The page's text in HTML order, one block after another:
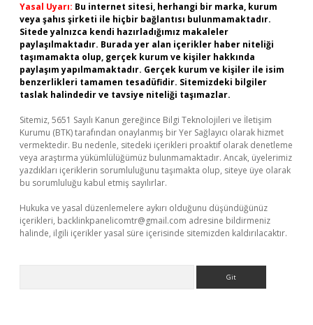
Yasal Uyarı: Bu internet sitesi, herhangi bir marka, kurum
veya şahıs şirketi ile hiçbir bağlantısı bulunmamaktadır.
Sitede yalnızca kendi hazırladığımız makaleler
paylaşılmaktadır. Burada yer alan içerikler haber niteliği
taşımamakta olup, gerçek kurum ve kişiler hakkında
paylaşım yapılmamaktadır. Gerçek kurum ve kişiler ile isim
benzerlikleri tamamen tesadüfidir. Sitemizdeki bilgiler
taslak halindedir ve tavsiye niteliği taşımazlar.
Sitemiz, 5651 Sayılı Kanun gereğince Bilgi Teknolojileri ve İletişim
Kurumu (BTK) tarafından onaylanmış bir Yer Sağlayıcı olarak hizmet
vermektedir. Bu nedenle, sitedeki içerikleri proaktif olarak denetleme
veya araştırma yükümlülüğümüz bulunmamaktadır. Ancak, üyelerimiz
yazdıkları içeriklerin sorumluluğunu taşımakta olup, siteye üye olarak
bu sorumluluğu kabul etmiş sayılırlar.
Hukuka ve yasal düzenlemelere aykırı olduğunu düşündüğünüz
içerikleri, backlinkpanelicomtr@gmail.com adresine bildirmeniz
halinde, ilgili içerikler yasal süre içerisinde sitemizden kaldırılacaktır.